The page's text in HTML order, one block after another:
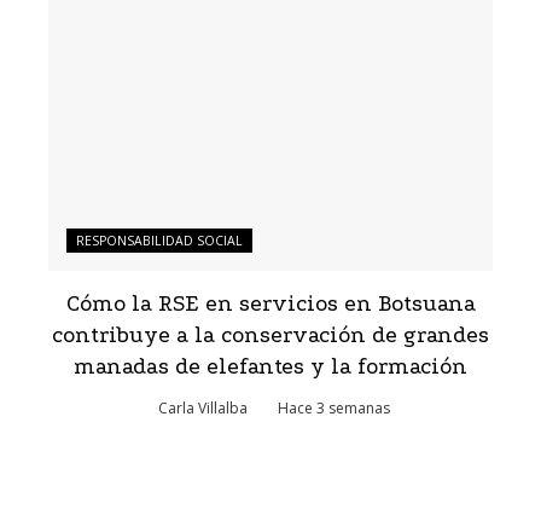
RESPONSABILIDAD SOCIAL
Cómo la RSE en servicios en Botsuana
contribuye a la conservación de grandes
manadas de elefantes y la formación
Carla Villalba Hace 3 semanas